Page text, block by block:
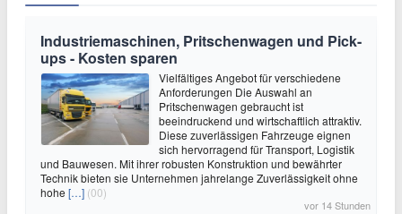
Industriemaschinen, Pritschenwagen und Pick-
ups - Kosten sparen
Vielfältiges Angebot für verschiedene
Anforderungen Die Auswahl an
Pritschenwagen gebraucht ist
beeindruckend und wirtschaftlich attraktiv.
Diese zuverlässigen Fahrzeuge eignen
sich hervorragend für Transport, Logistik
und Bauwesen. Mit ihrer robusten Konstruktion und bewährter
Technik bieten sie Unternehmen jahrelange Zuverlässigkeit ohne
hohe […] (00)
vor 14 Stunden